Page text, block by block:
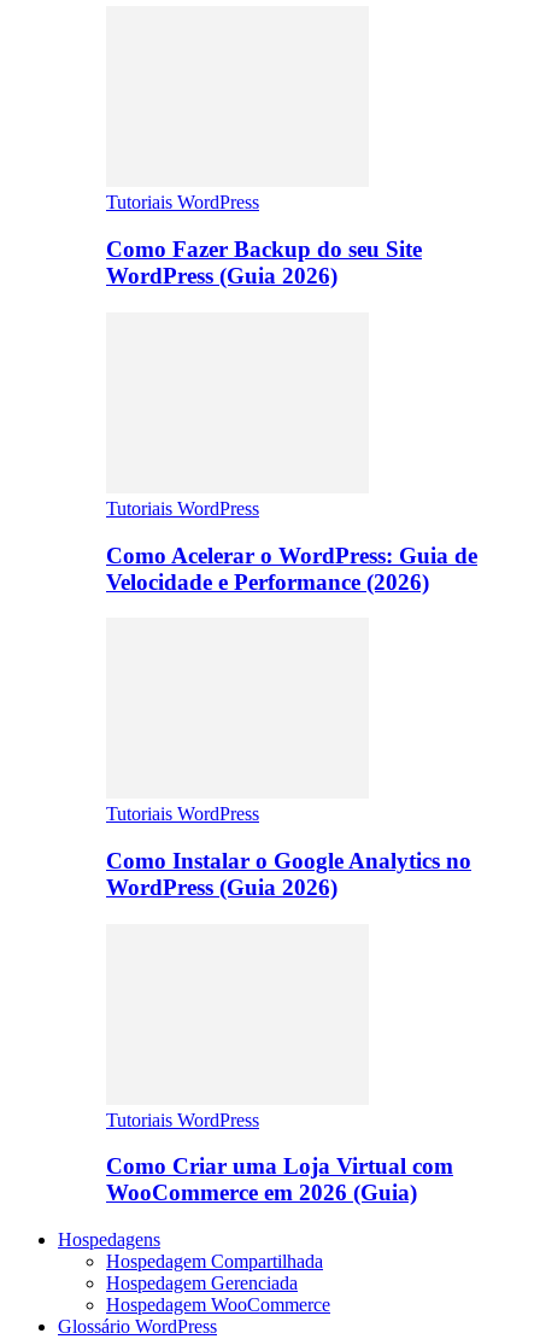
Tutoriais WordPress
Como Fazer Backup do seu Site
WordPress (Guia 2026)
Tutoriais WordPress
Como Acelerar o WordPress: Guia de
Velocidade e Performance (2026)
Tutoriais WordPress
Como Instalar o Google Analytics no
WordPress (Guia 2026)
Tutoriais WordPress
Como Criar uma Loja Virtual com
WooCommerce em 2026 (Guia)
Hospedagens
Hospedagem Compartilhada
Hospedagem Gerenciada
Hospedagem WooCommerce
Glossário WordPress